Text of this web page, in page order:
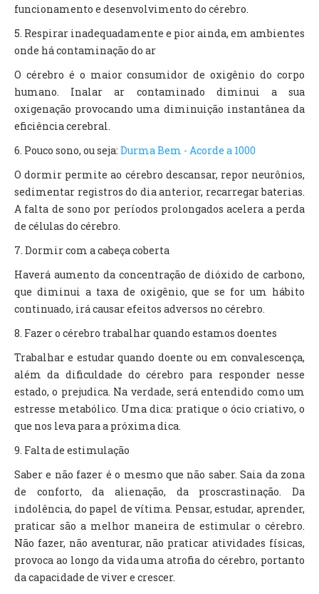
funcionamento e desenvolvimento do cérebro.
5. Respirar inadequadamente e pior ainda, em ambientes
onde há contaminação do ar
O cérebro é o maior consumidor de oxigênio do corpo
humano. Inalar ar contaminado diminui a sua
oxigenação provocando uma diminuição instantânea da
eficiência cerebral.
6. Pouco sono, ou seja: Durma Bem - Acorde a 1000
O dormir permite ao cérebro descansar, repor neurônios,
sedimentar registros do dia anterior, recarregar baterias.
A falta de sono por períodos prolongados acelera a perda
de células do cérebro.
7. Dormir com a cabeça coberta
Haverá aumento da concentração de dióxido de carbono,
que diminui a taxa de oxigênio, que se for um hábito
continuado, irá causar efeitos adversos no cérebro.
8. Fazer o cérebro trabalhar quando estamos doentes
Trabalhar e estudar quando doente ou em convalescença,
além da dificuldade do cérebro para responder nesse
estado, o prejudica. Na verdade, será entendido como um
estresse metabólico. Uma dica: pratique o ócio criativo, o
que nos leva para a próxima dica.
9. Falta de estimulação
Saber e não fazer é o mesmo que não saber. Saia da zona
de conforto, da alienação, da proscrastinação. Da
indolência, do papel de vítima. Pensar, estudar, aprender,
praticar são a melhor maneira de estimular o cérebro.
Não fazer, não aventurar, não praticar atividades físicas,
provoca ao longo da vida uma atrofia do cérebro, portanto
da capacidade de viver e crescer.